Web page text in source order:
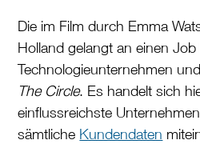
Die im Film durch Emma
Holland gelangt an einen Job
Technologieunternehmen
The Circle. Es handelt sich
einflussreichste
sämtliche Kundendaten